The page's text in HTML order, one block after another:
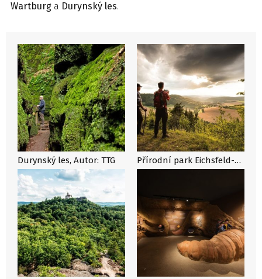
Wartburg a Durynský les.
Durynský les, Autor: TTG Přírodní park Eichsfeld-Hainich-Werratal, zdroj: Deutsche Zentrale für Tourismus